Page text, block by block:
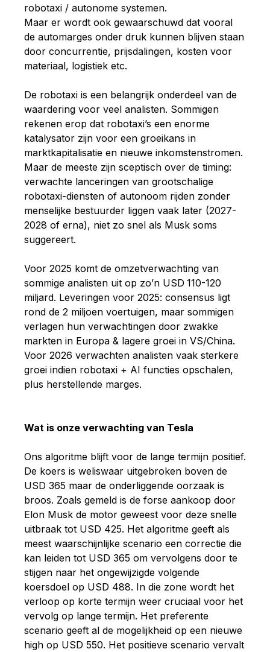
robotaxi / autonome systemen.
Maar er wordt ook gewaarschuwd dat vooral
de automarges onder druk kunnen blijven staan
door concurrentie, prijsdalingen, kosten voor
materiaal, logistiek etc.
De robotaxi is een belangrijk onderdeel van de
waardering voor veel analisten. Sommigen
rekenen erop dat robotaxi’s een enorme
katalysator zijn voor een groeikans in
marktkapitalisatie en nieuwe inkomstenstromen.
Maar de meeste zijn sceptisch over de timing:
verwachte lanceringen van grootschalige
robotaxi-diensten of autonoom rijden zonder
menselijke bestuurder liggen vaak later (2027-
2028 of erna), niet zo snel als Musk soms
suggereert.
Voor 2025 komt de omzetverwachting van
sommige analisten uit op zo’n USD 110-120
miljard. Leveringen voor 2025: consensus ligt
rond de 2 miljoen voertuigen, maar sommigen
verlagen hun verwachtingen door zwakke
markten in Europa & lagere groei in VS/China.
Voor 2026 verwachten analisten vaak sterkere
groei indien robotaxi + AI functies opschalen,
plus herstellende marges.
Wat is onze verwachting van Tesla
Ons algoritme blijft voor de lange termijn positief.
De koers is weliswaar uitgebroken boven de
USD 365 maar de onderliggende oorzaak is
broos. Zoals gemeld is de forse aankoop door
Elon Musk de motor geweest voor deze snelle
uitbraak tot USD 425. Het algoritme geeft als
meest waarschijnlijke scenario een correctie die
kan leiden tot USD 365 om vervolgens door te
stijgen naar het ongewijzigde volgende
koersdoel op USD 488. In die zone wordt het
verloop op korte termijn weer cruciaal voor het
vervolg op lange termijn. Het preferente
scenario geeft al de mogelijkheid op een nieuwe
high op USD 550. Het positieve scenario vervalt